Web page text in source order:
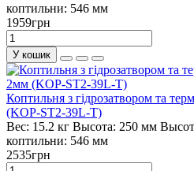
коптильни: 546 мм
1959грн
У кошик
Коптильня з гідрозатвором та
(KOP-ST2-39L-T)
Вес: 15.2 кг Высота: 250 мм
коптильни: 546 мм
2535грн